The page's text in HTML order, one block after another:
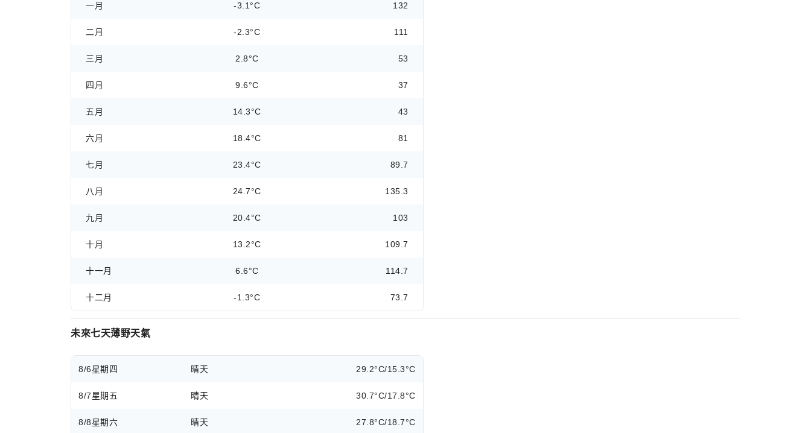
一月 -3.1°C 132
二月 -2.3°C 111
三月 2.8°C 53
四月 9.6°C 37
五月 14.3°C 43
六月 18.4°C 81
七月 23.4°C 89.7
八月 24.7°C 135.3
九月 20.4°C 103
十月 13.2°C 109.7
十一月 6.6°C 114.7
十二月 -1.3°C 73.7
未來七天薄野天氣
8/6星期四 晴天 29.2°C/15.3°C
8/7星期五 晴天 30.7°C/17.8°C
8/8星期六 晴天 27.8°C/18.7°C